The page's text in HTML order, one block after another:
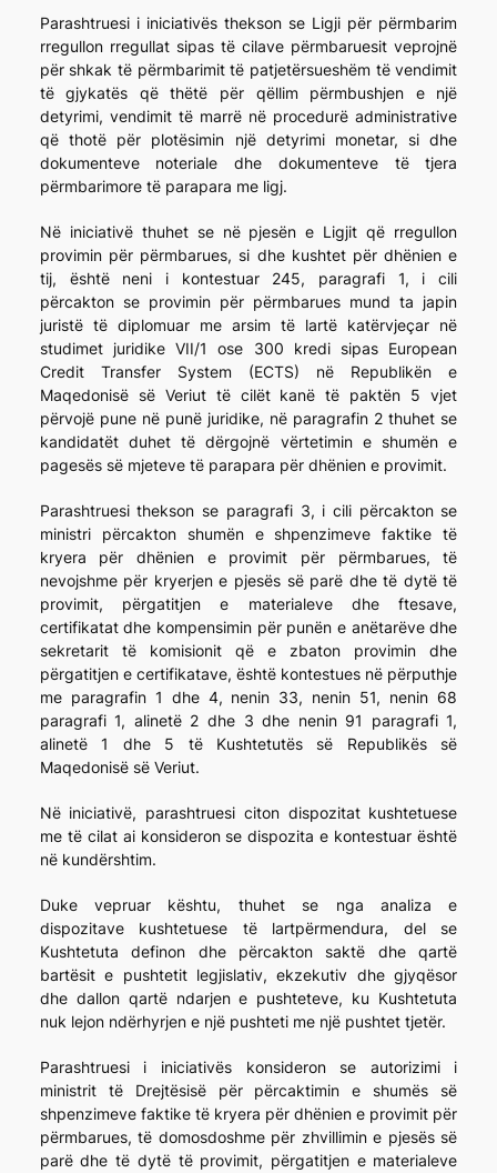
Parashtruesi i iniciativës thekson se Ligji për përmbarim
rregullon rregullat sipas të cilave përmbaruesit veprojnë
për shkak të përmbarimit të patjetërsueshëm të vendimit
të gjykatës që thëtë për qëllim përmbushjen e një
detyrimi, vendimit të marrë në procedurë administrative
që thotë për plotësimin një detyrimi monetar, si dhe
dokumenteve noteriale dhe dokumenteve të tjera
përmbarimore të parapara me ligj.
Në iniciativë thuhet se në pjesën e Ligjit që rregullon
provimin për përmbarues, si dhe kushtet për dhënien e
tij, është neni i kontestuar 245, paragrafi 1, i cili
përcakton se provimin për përmbarues mund ta japin
juristë të diplomuar me arsim të lartë katërvjeçar në
studimet juridike VII/1 ose 300 kredi sipas European
Credit Transfer System (ECTS) në Republikën e
Maqedonisë së Veriut të cilët kanë të paktën 5 vjet
përvojë pune në punë juridike, në paragrafin 2 thuhet se
kandidatët duhet të dërgojnë vërtetimin e shumën e
pagesës së mjeteve të parapara për dhënien e provimit.
Parashtruesi thekson se paragrafi 3, i cili përcakton se
ministri përcakton shumën e shpenzimeve faktike të
kryera për dhënien e provimit për përmbarues, të
nevojshme për kryerjen e pjesës së parë dhe të dytë të
provimit, përgatitjen e materialeve dhe ftesave,
certifikatat dhe kompensimin për punën e anëtarëve dhe
sekretarit të komisionit që e zbaton provimin dhe
përgatitjen e certifikatave, është kontestues në përputhje
me paragrafin 1 dhe 4, nenin 33, nenin 51, nenin 68
paragrafi 1, alinetë 2 dhe 3 dhe nenin 91 paragrafi 1,
alinetë 1 dhe 5 të Kushtetutës së Republikës së
Maqedonisë së Veriut.
Në iniciativë, parashtruesi citon dispozitat kushtetuese
me të cilat ai konsideron se dispozita e kontestuar është
në kundërshtim.
Duke vepruar kështu, thuhet se nga analiza e
dispozitave kushtetuese të lartpërmendura, del se
Kushtetuta definon dhe përcakton saktë dhe qartë
bartësit e pushtetit legjislativ, ekzekutiv dhe gjyqësor
dhe dallon qartë ndarjen e pushteteve, ku Kushtetuta
nuk lejon ndërhyrjen e një pushteti me një pushtet tjetër.
Parashtruesi i iniciativës konsideron se autorizimi i
ministrit të Drejtësisë për përcaktimin e shumës së
shpenzimeve faktike të kryera për dhënien e provimit për
përmbarues, të domosdoshme për zhvillimin e pjesës së
parë dhe të dytë të provimit, përgatitjen e materialeve